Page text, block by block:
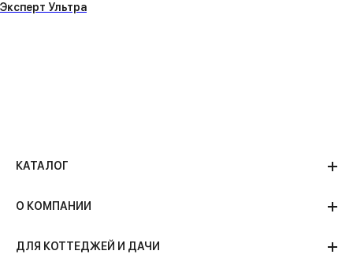
Эксперт Ультра
КАТАЛОГ
О КОМПАНИИ
ДЛЯ КОТТЕДЖЕЙ И ДАЧИ